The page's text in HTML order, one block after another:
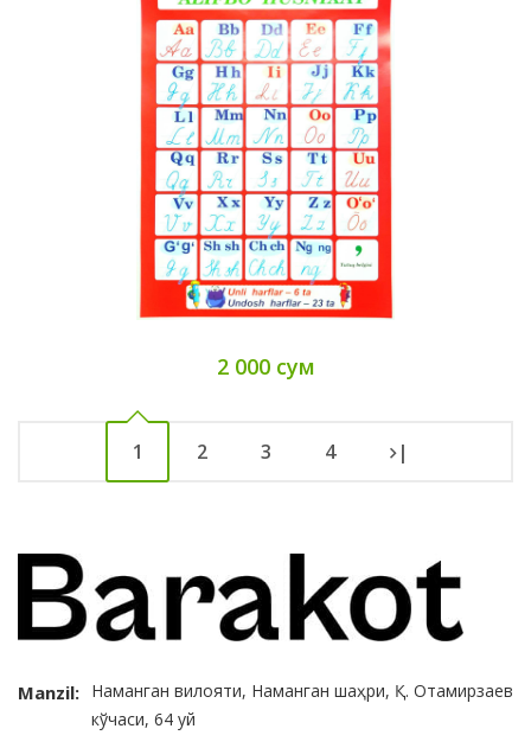
2 000 сум
1 2 3 4 |
Manzil: Наманган вилояти, Наманган шаҳри, Қ. Отамирзаев
кўчаси, 64 уй